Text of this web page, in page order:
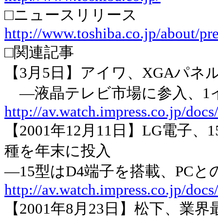
□ニュースリリース
http://www.toshiba.co.jp/about/
□関連記事
【3月5日】アイワ、XGAパネ
―液晶テレビ市場に参入、1
http://av.watch.impress.co.jp/
【2001年12月11日】LG電子
種を年末に投入
―15型はD4端子を搭載、PCと
http://av.watch.impress.co.jp/
【2001年8月23日】松下、業